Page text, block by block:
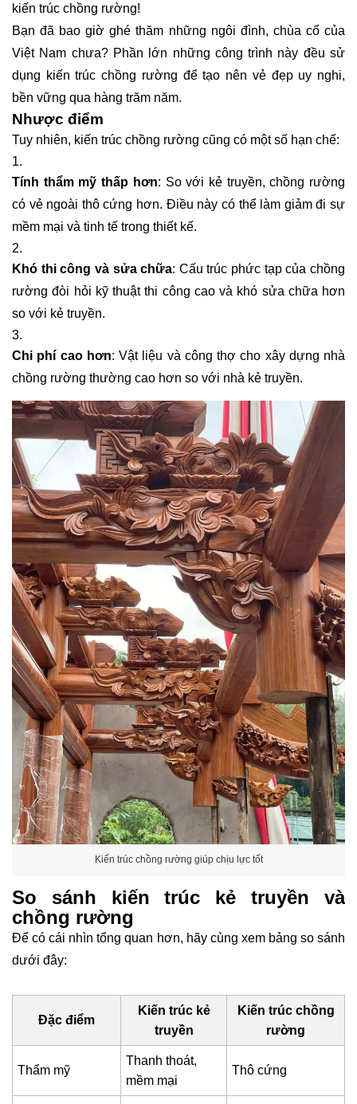
kiến trúc chồng rường!
Bạn đã bao giờ ghé thăm những ngôi đình, chùa cổ của
Việt Nam chưa? Phần lớn những công trình này đều sử
dụng kiến trúc chồng rường để tạo nên vẻ đẹp uy nghi,
bền vững qua hàng trăm năm.
Nhược điểm
Tuy nhiên, kiến trúc chồng rường cũng có một số hạn chế:
Tính thẩm mỹ thấp hơn: So với kẻ truyền, chồng rường
có vẻ ngoài thô cứng hơn. Điều này có thể làm giảm đi sự
mềm mại và tinh tế trong thiết kế.
Khó thi công và sửa chữa: Cấu trúc phức tạp của chồng
rường đòi hỏi kỹ thuật thi công cao và khó sửa chữa hơn
so với kẻ truyền.
Chi phí cao hơn: Vật liệu và công thợ cho xây dựng nhà
chồng rường thường cao hơn so với nhà kẻ truyền.
Kiến trúc chồng rường giúp chịu lực tốt
So sánh kiến trúc kẻ truyền và
chồng rường
Để có cái nhìn tổng quan hơn, hãy cùng xem bảng so sánh
dưới đây:
Đặc điểm
Kiến trúc kẻ
truyền
Kiến trúc chồng
rường
Thẩm mỹ
Thanh thoát,
mềm mại
Thô cứng